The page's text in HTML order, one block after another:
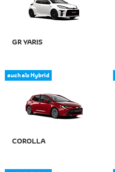
GR YARIS
auch als Hybrid
COROLLA